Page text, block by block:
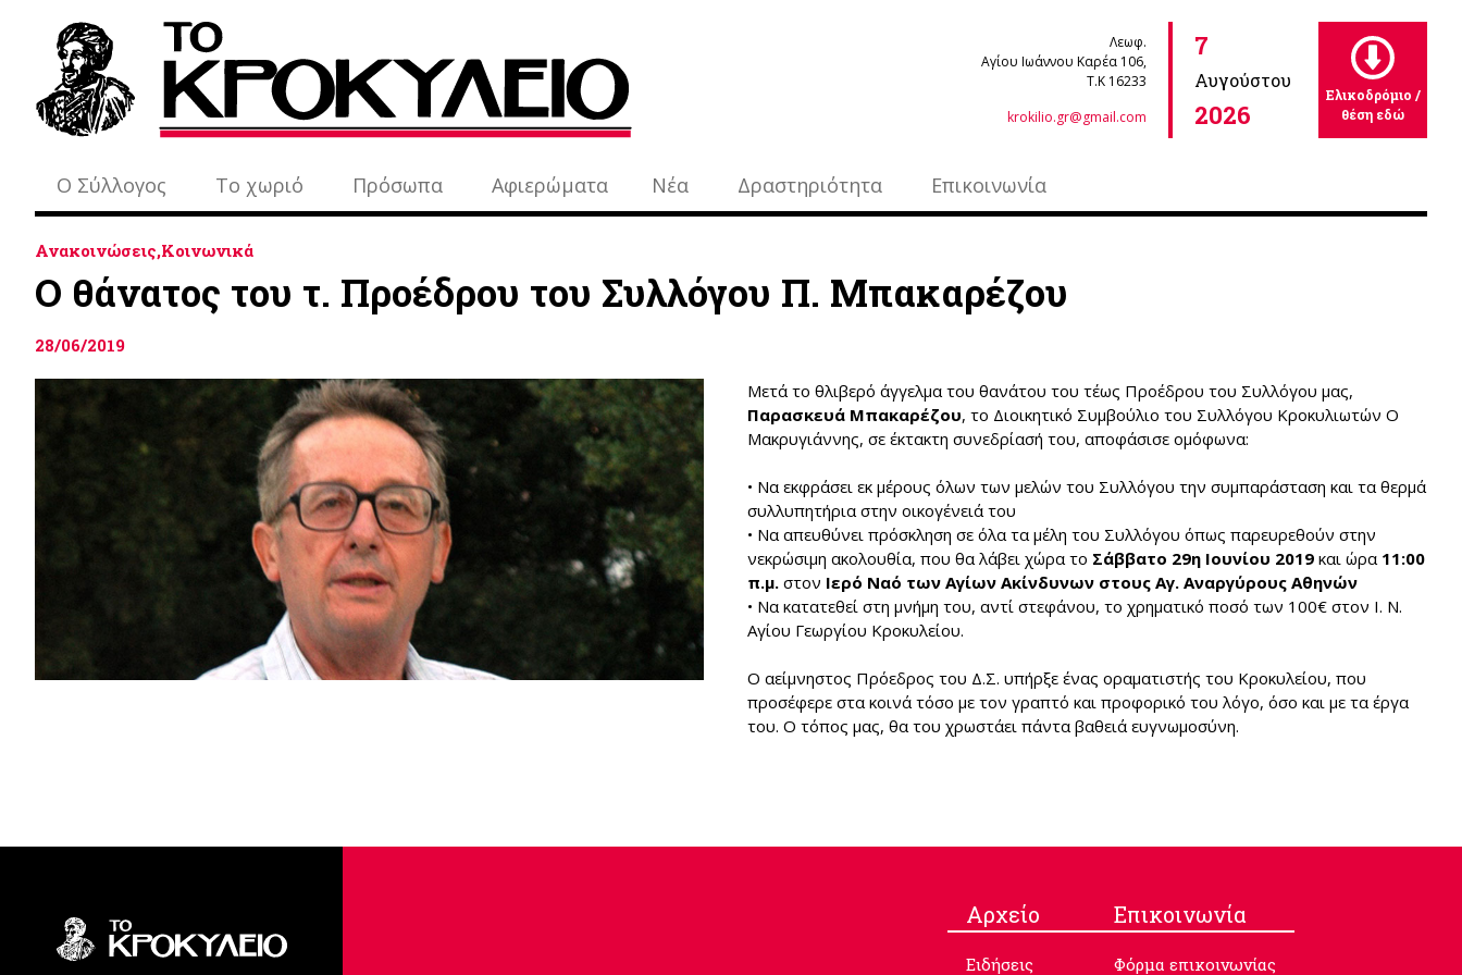
Λεωφ.
Αγίου Ιωάννου Καρέα 106,
Τ.Κ 16233
krokilio.gr@gmail.com
7
Αυγούστου
2026
Ελικοδρόμιο /
θέση εδώ
Ο Σύλλογος Το χωριό Πρόσωπα Αφιερώματα Νέα Δραστηριότητα Επικοινωνία
Ανακοινώσεις,Κοινωνικά
Ο θάνατος του τ. Προέδρου του Συλλόγου Π. Μπακαρέζου
28/06/2019
Μετά το θλιβερό άγγελμα του θανάτου του τέως Προέδρου του Συλλόγου μας,
Παρασκευά Μπακαρέζου, το Διοικητικό Συμβούλιο του Συλλόγου Κροκυλιωτών Ο
Μακρυγιάννης, σε έκτακτη συνεδρίασή του, αποφάσισε ομόφωνα:
• Να εκφράσει εκ μέρους όλων των μελών του Συλλόγου την συμπαράσταση και τα θερμά
συλλυπητήρια στην οικογένειά του
• Να απευθύνει πρόσκληση σε όλα τα μέλη του Συλλόγου όπως παρευρεθούν στην
νεκρώσιμη ακολουθία, που θα λάβει χώρα το Σάββατο 29η Ιουνίου 2019 και ώρα 11:00
π.μ. στον Ιερό Ναό των Αγίων Ακίνδυνων στους Αγ. Αναργύρους Αθηνών
• Να κατατεθεί στη μνήμη του, αντί στεφάνου, το χρηματικό ποσό των 100€ στον Ι. Ν.
Αγίου Γεωργίου Κροκυλείου.
Ο αείμνηστος Πρόεδρος του Δ.Σ. υπήρξε ένας οραματιστής του Κροκυλείου, που
προσέφερε στα κοινά τόσο με τον γραπτό και προφορικό του λόγο, όσο και με τα έργα
του. Ο τόπος μας, θα του χρωστάει πάντα βαθειά ευγνωμοσύνη.
Aρχείο
Ειδήσεις
Επικοινωνία
Φόρμα επικοινωνίας